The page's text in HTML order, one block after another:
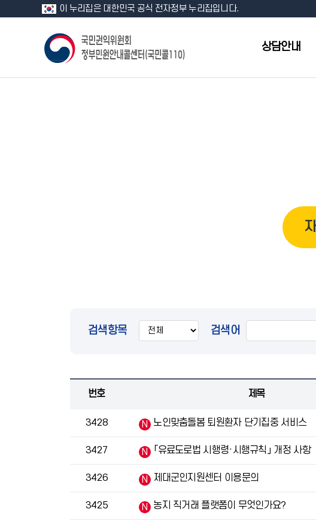
이 누리집은 대한민국 공식 전자정부 누리집입니다.
상담안내
검색항목 검색어
번호 제목
3428 노인맞춤돌봄 퇴원환자 단기집중 서비스
3427 「유료도로법 시행령·시행규칙」 개정 사항
3426 제대군인지원센터 이용문의
3425 농지 직거래 플랫폼이 무엇인가요?